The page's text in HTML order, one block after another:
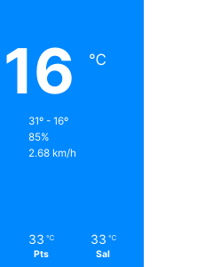
16 ℃
31º - 16º
85%
2.68 km/h
33 ℃
Pts
33 ℃
Sal